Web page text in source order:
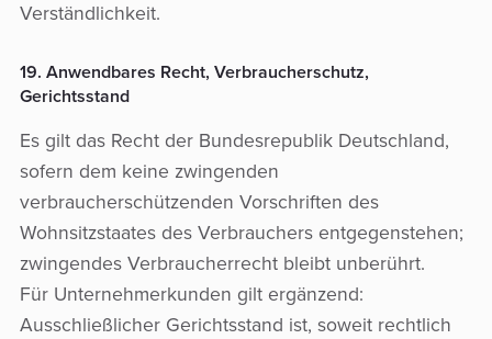
Verständlichkeit.
19. Anwendbares Recht, Verbraucherschutz,
Gerichtsstand
Es gilt das Recht der Bundesrepublik Deutschland,
sofern dem keine zwingenden
verbraucherschützenden Vorschriften des
Wohnsitzstaates des Verbrauchers entgegenstehen;
zwingendes Verbraucherrecht bleibt unberührt.
Für Unternehmerkunden gilt ergänzend:
Ausschließlicher Gerichtsstand ist, soweit rechtlich